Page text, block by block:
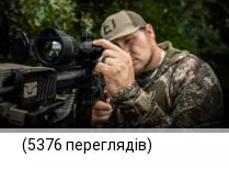
(5376 переглядів)